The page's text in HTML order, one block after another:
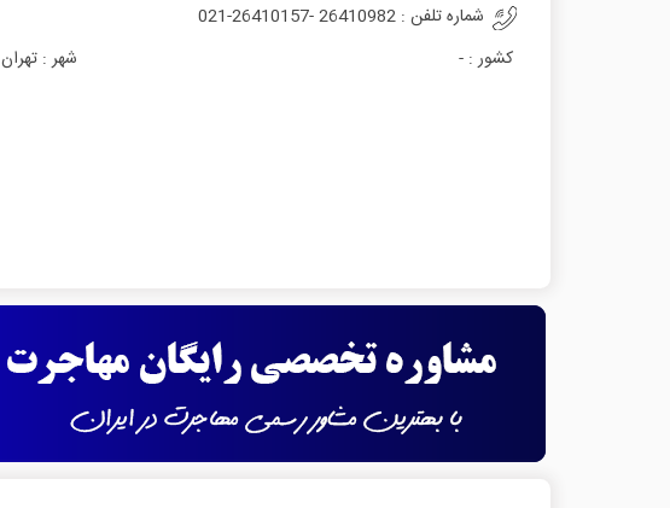
شماره تلفن :021-26410157- 26410982
کشور :- شهر : تهران